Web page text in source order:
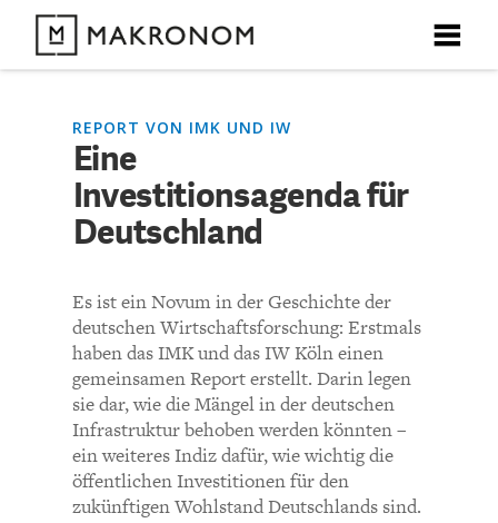
X
DEBATTEN
ARTIKEL
FEATURES
THEMEN
NEWSLETTER
ÜBER UNS
SUCHE
X
neuesten Beiträge.
X
BODEN
X
CHARTBOOK
REPORT VON IMK UND IW
Eine
Investitionsagenda für
Deutschland
Es ist ein Novum in der Geschichte der
deutschen Wirtschaftsforschung: Erstmals
haben das IMK und das IW Köln einen
gemeinsamen Report erstellt. Darin legen
sie dar, wie die Mängel in der deutschen
Infrastruktur behoben werden könnten –
ein weiteres Indiz dafür, wie wichtig die
öffentlichen Investitionen für den
zukünftigen Wohlstand Deutschlands sind.
X
KOMMENTARE ZU
Eine Investitionsagenda
für Deutschland
KOMMENTIEREN (VIA EMAIL)
Richtlinien
Bisher noch kein Kommentar.